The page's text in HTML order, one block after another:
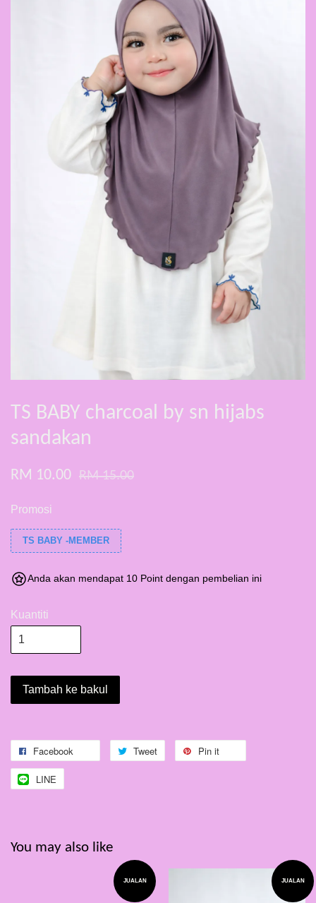
TS BABY charcoal by sn hijabs
sandakan
RM 10.00 RM 15.00
Promosi
TS BABY -MEMBER
Anda akan mendapat 10 Point dengan pembelian ini
Kuantiti
Tambah ke bakul
Facebook Tweet Pin it
LINE
You may also like
JUALAN JUALAN